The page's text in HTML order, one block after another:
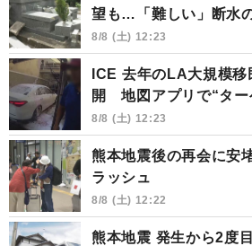
望も…「難しい」断水
8/8 (土) 12:23
ICE 去年のLA大規模
開 地図アプリで“ター
8/8 (土) 12:23
熊本地震後の再会に
ラッシュ
8/8 (土) 12:22
熊本地震 発生から2度